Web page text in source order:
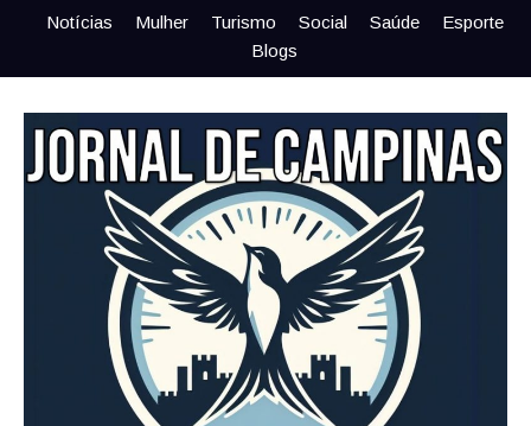
Notícias Mulher Turismo Social Saúde
Esporte
Blogs